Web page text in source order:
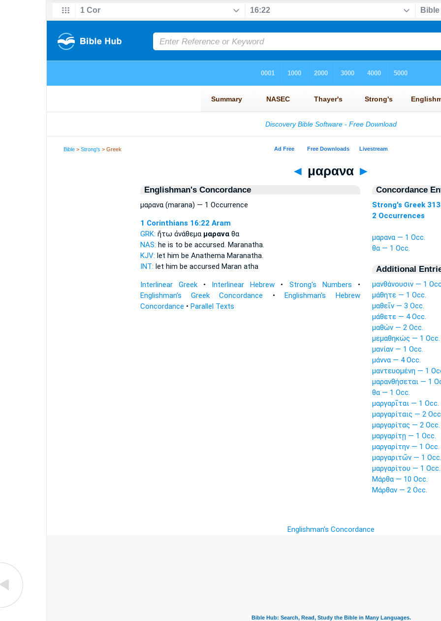
Bible >Strong's > Greek
◄ μαρανα ►
Englishman's Concordance
μαρανα (marana) — 1 Occurrence
1 Corinthians 16:22 Aram
GRK: ἤτω ἀνάθεμα μαραναθα
NAS: he is to be accursed. Maranatha.
KJV: let him be Anathema Maranatha.
INT: let him be accursed Maran atha
Interlinear Greek• Interlinear Hebrew • Strong's Numbers •
Englishman's Greek Concordance •Englishman's Hebrew
Concordance • Parallel Texts
Concordance
Strong's Greek
2 Occurrences
μαρανα — 1 Occ.
θα — 1 Occ.
Additional
μανθάνουσιν — 1
μάθητε — 1 Occ.
μαθεῖν — 3 Occ.
μάθετε — 4 Occ.
μαθὼν — 2 Occ.
μεμαθηκώς — 1 Occ.
μανίαν — 1 Occ.
μάννα — 4 Occ.
μαντευομένη — 1
μαρανθήσεται — 1
θα — 1 Occ.
μαργαρῖται — 1 Occ.
μαργαρίταις — 2
μαργαρίτας — 2 Occ.
μαργαρίτῃ — 1 Occ.
μαργαρίτην — 1 Occ.
μαργαριτῶν — 1 Occ.
μαργαρίτου — 1 Occ.
Μάρθα — 10 Occ.
Μάρθαν — 2 Occ.
Englishman's Concordance